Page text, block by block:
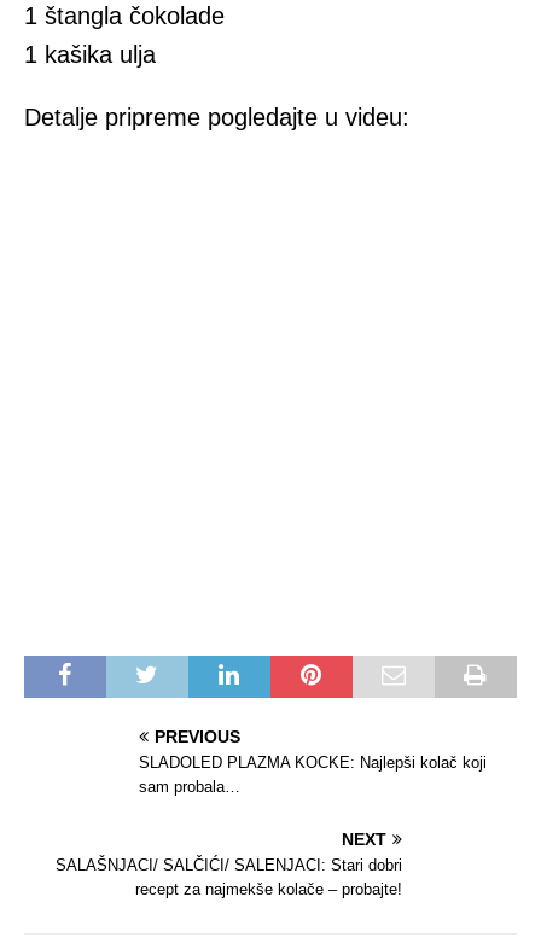
1 štangla čokolade
1 kašika ulja
Detalje pripreme pogledajte u videu:
PREVIOUS
SLADOLED PLAZMA KOCKE: Najlepši kolač koji
sam probala…
NEXT
SALAŠNJACI/ SALČIĆI/ SALENJACI: Stari dobri
recept za najmekše kolače – probajte!